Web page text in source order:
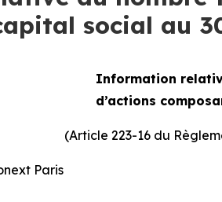
social au
Information
d’actions
(Article 223-16 du
Paris